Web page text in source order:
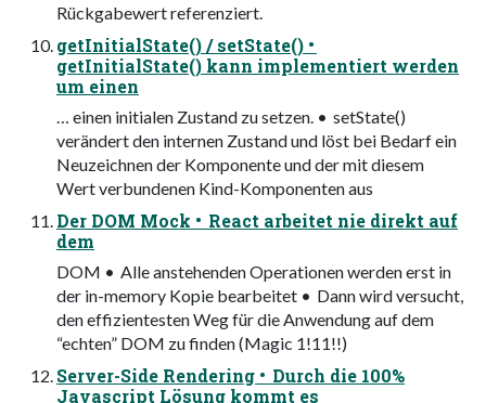
Rückgabewert referenziert.
getInitialState() / setState() •
getInitialState() kann implementiert werden
um einen
… einen initialen Zustand zu setzen. • setState()
verändert den internen Zustand und löst bei Bedarf ein
Neuzeichnen der Komponente und der mit diesem
Wert verbundenen Kind-Komponenten aus
Der DOM Mock • React arbeitet nie direkt auf
dem
DOM • Alle anstehenden Operationen werden erst in
der in-memory Kopie bearbeitet • Dann wird versucht,
den effizientesten Weg für die Anwendung auf dem
“echten” DOM zu finden (Magic 1!11!!)
Server-Side Rendering • Durch die 100%
Javascript Lösung kommt es